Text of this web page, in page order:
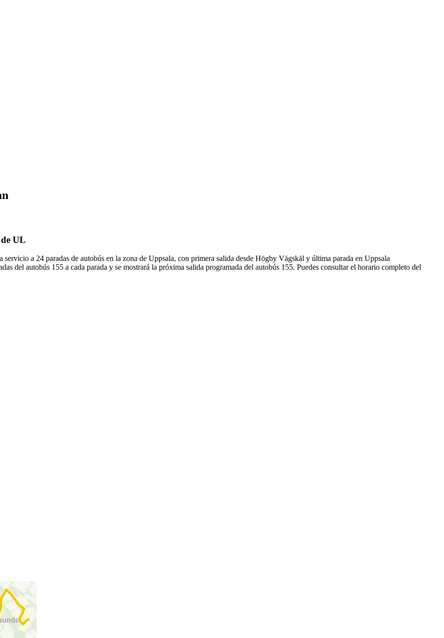
UL
a 24 paradas de autobús en la zona de Uppsala, con primera salida desde Högby Vägskäl y última parada en Uppsala
del autobús 155 a cada parada y se mostrará la próxima salida programada del autobús 155. Puedes consultar el horario completo del